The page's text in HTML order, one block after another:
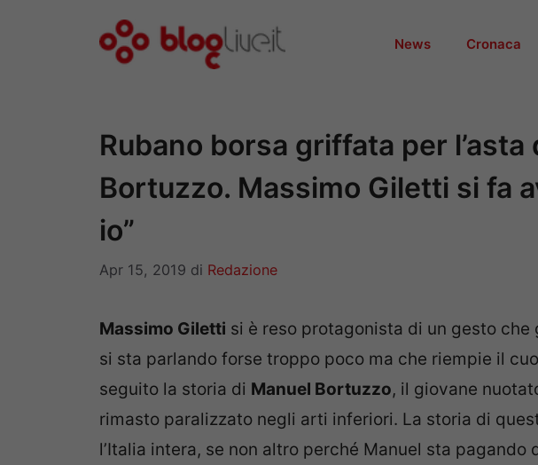
News Cronaca
Rubano borsa griffata per l’asta
Bortuzzo. Massimo Giletti si fa
io”
Apr 15, 2019 di Redazione
Massimo Giletti si è reso protagonista di un gesto che
si sta parlando forse troppo poco ma che riempie il
seguito la storia di Manuel Bortuzzo, il giovane
rimasto paralizzato negli arti inferiori. La storia di
l’Italia intera, se non altro perché Manuel sta pagando